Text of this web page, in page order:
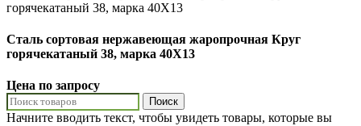
Сталь сортовая нержавеющая жаропрочная Круг
горячекатаный 38, марка 40Х13
Цена по запросу
Поиск
Начните вводить текст, чтобы увидеть товары, которые вы